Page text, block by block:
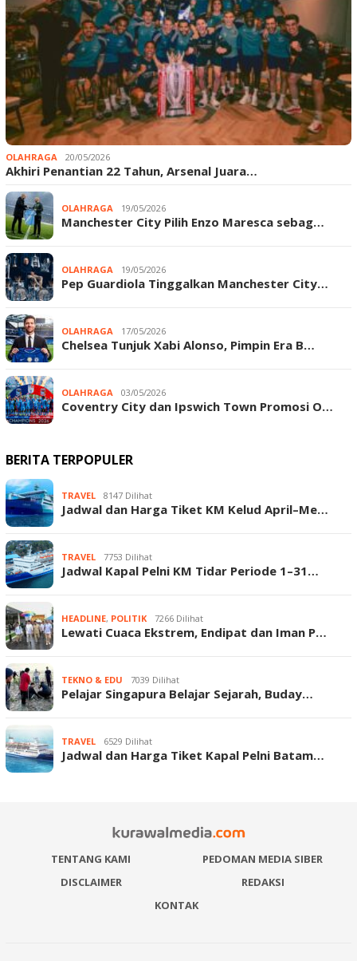
OLAHRAGA 20/05/2026
Akhiri Penantian 22 Tahun, Arsenal Juara…
OLAHRAGA 19/05/2026
Manchester City Pilih Enzo Maresca sebag…
OLAHRAGA 19/05/2026
Pep Guardiola Tinggalkan Manchester City…
OLAHRAGA 17/05/2026
Chelsea Tunjuk Xabi Alonso, Pimpin Era B…
OLAHRAGA 03/05/2026
Coventry City dan Ipswich Town Promosi O…
BERITA TERPOPULER
TRAVEL 8147 Dilihat
Jadwal dan Harga Tiket KM Kelud April–Me…
TRAVEL 7753 Dilihat
Jadwal Kapal Pelni KM Tidar Periode 1–31…
HEADLINE, POLITIK 7266 Dilihat
Lewati Cuaca Ekstrem, Endipat dan Iman P…
TEKNO & EDU 7039 Dilihat
Pelajar Singapura Belajar Sejarah, Buday…
TRAVEL 6529 Dilihat
Jadwal dan Harga Tiket Kapal Pelni Batam…
TENTANG KAMI
PEDOMAN MEDIA SIBER
DISCLAIMER
REDAKSI
KONTAK